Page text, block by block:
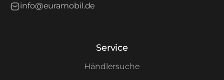
info@euramobil.de
Service
Händlersuche